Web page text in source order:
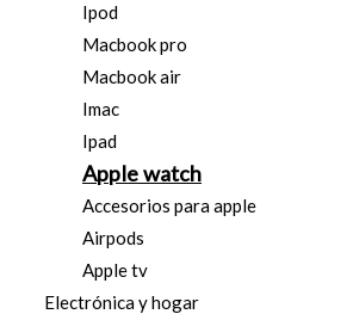
Ipod
Macbook pro
Macbook air
Imac
Ipad
Apple watch
Accesorios para apple
Airpods
Apple tv
Electrónica y hogar